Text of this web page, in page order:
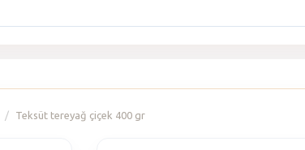
Teksüt tereyağ çiçek 400 gr